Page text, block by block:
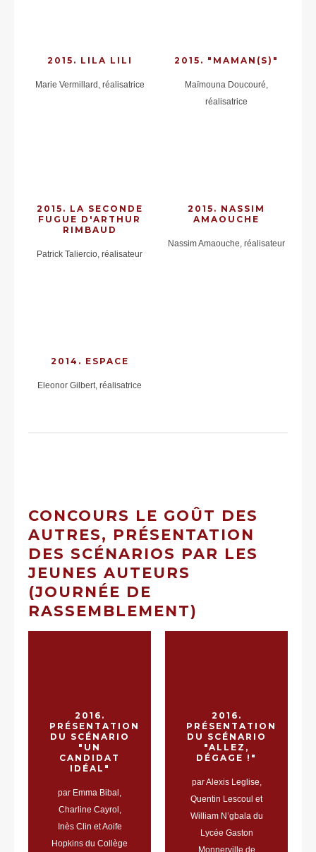
2015. LILA LILI
Marie Vermillard, réalisatrice
2015. "MAMAN(S)"
Maïmouna Doucouré,
réalisatrice
2015. LA SECONDE
FUGUE D'ARTHUR
RIMBAUD
Patrick Taliercio, réalisateur
2015. NASSIM
AMAOUCHE
Nassim Amaouche, réalisateur
2014. ESPACE
Eleonor Gilbert, réalisatrice
CONCOURS LE GOÛT DES
AUTRES, PRÉSENTATION
DES SCÉNARIOS PAR LES
JEUNES AUTEURS
(JOURNÉE DE
RASSEMBLEMENT)
2016.
PRÉSENTATION
DU SCÉNARIO
"UN
CANDIDAT
IDÉAL"
par Emma Bibal,
Charline Cayrol,
Inès Clin et Aoife
Hopkins du Collège
2016.
PRÉSENTATION
DU SCÉNARIO
"ALLEZ,
DÉGAGE !"
par Alexis Leglise,
Quentin Lescoul et
William N’gbala du
Lycée Gaston
Monnerville de